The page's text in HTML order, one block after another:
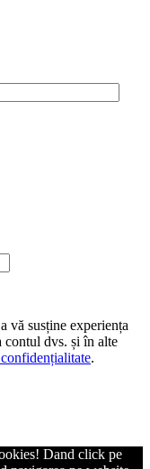
vă susține experiența
contul dvs. și în alte
.
Dand click pe